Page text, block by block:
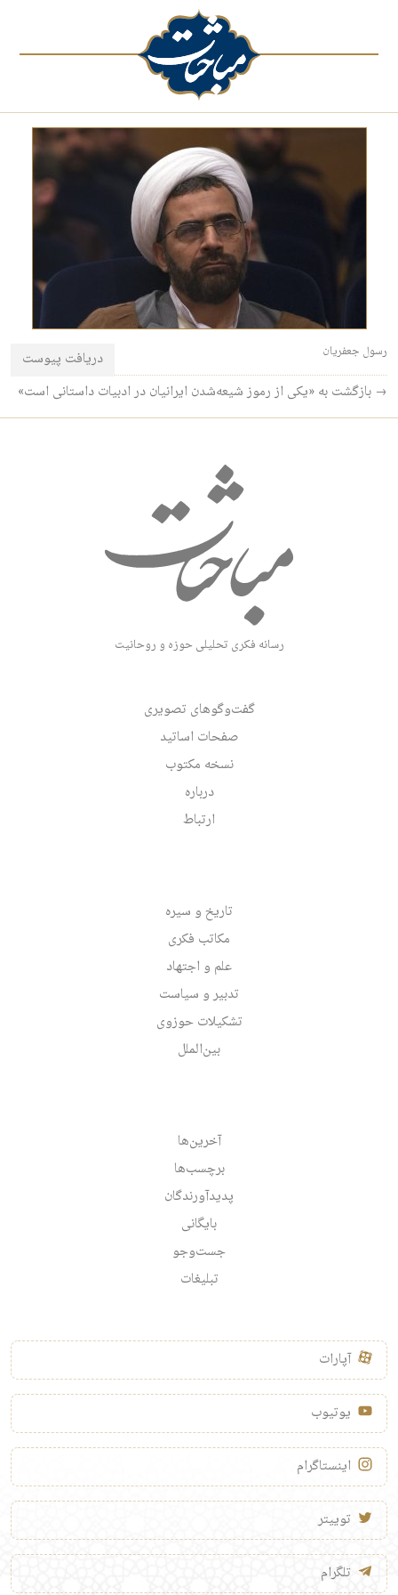
دریافت پیوست رسول جعفریان
→ بازگشت به «یکی از رموز شیعه‌شدن ایرانیان در ادبیات داستانی است»
رسانه فکری تحلیلی حوزه و روحانیت
گفت‌وگوهای تصویری
صفحات اساتید
نسخه مکتوب
درباره
ارتباط
تاریخ و سیره
مکاتب فکری
علم و اجتهاد
تدبیر و سیاست
تشکیلات حوزوی
بین‌الملل
آخرین‌ها
برچسب‌ها
پدیدآورندگان
بایگانی
جست‌وجو
تبلیغات
آپارات
یوتیوب
اینستاگرام
توییتر
تلگرام